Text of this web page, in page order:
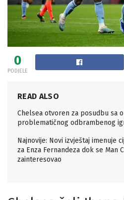
0
PODJELE
READ ALSO
Chelsea otvoren za posudbu sa
problematičnog odbrambenog
Najnovije: Novi izvještaj imenuje
za Enza Fernandeza dok se Man
zainteresovao